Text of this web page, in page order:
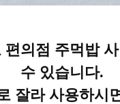
편의점 주먹밥
수 있습니다.
잘라 사용하시